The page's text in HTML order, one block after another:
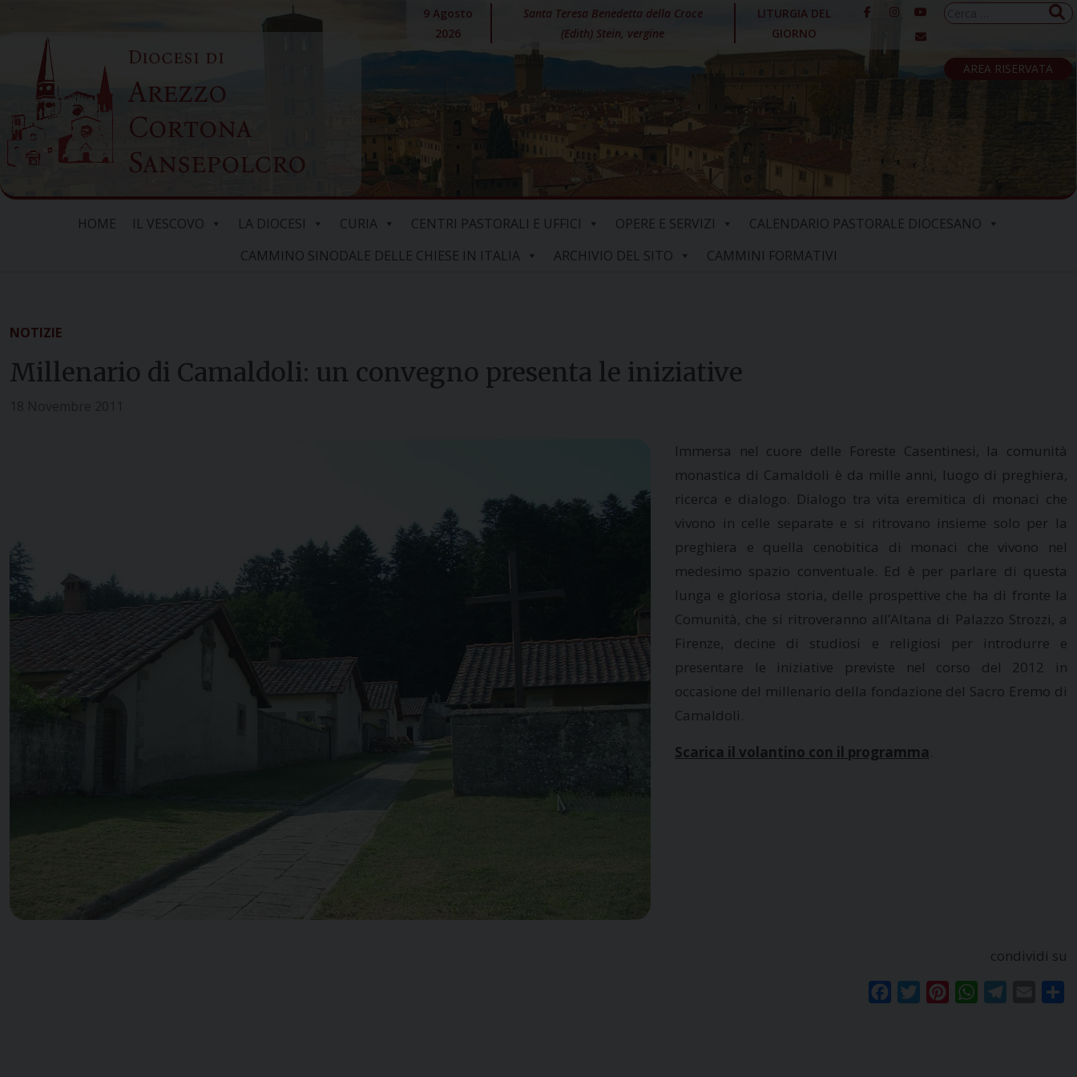
content
Diocesi di
Arezzo
Cortona
Sansepolcro
9 Agosto
2026
Santa Teresa Benedetta della Croce
(Edith) Stein, vergine
LITURGIA DEL
GIORNO
Ricerca
AREA RISERVATA
HOME IL VESCOVO LA DIOCESI CURIA CENTRI PASTORALI E UFFICI OPERE E SERVIZI
CALENDARIO PASTORALE DIOCESANO
CAMMINO SINODALE DELLE CHIESE IN ITALIA
ARCHIVIO DEL SITO CAMMINI FORMATIVI
NOTIZIE
Millenario di Camaldoli: un convegno presenta le iniziative
Immersa nel cuore delle Foreste Casentinesi, la comunità
monastica di Camaldoli è da mille anni, luogo di preghiera,
ricerca e dialogo. Dialogo tra vita eremitica di monaci che
vivono in celle separate e si ritrovano insieme solo per la
preghiera e quella cenobitica di monaci che vivono nel
medesimo spazio conventuale. Ed è per parlare di questa
lunga e gloriosa storia, delle prospettive che ha di fronte la
Comunità, che si ritroveranno all’Altana di Palazzo Strozzi, a
Firenze, decine di studiosi e religiosi per introdurre e
presentare le iniziative previste nel corso del 2012 in
occasione del millenario della fondazione del Sacro Eremo di
Camaldoli.
Scarica il volantino con il programma.
condividi su
FacebookTwitterPinterestWhatsAppTelegram
Email